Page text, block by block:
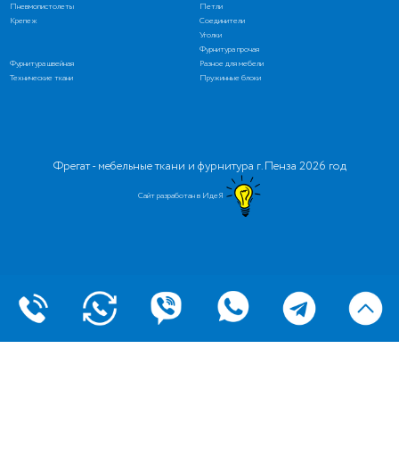
Пневмопистолеты
Крепеж
Петли
Соединители
Уголки
Фурнитура прочая
Фурнитура швейная
Разное для мебели
Технические ткани
Пружинные блоки
Фрегат - мебельные ткани и фурнитура г. Пенза 2026 год
Сайт разработан в ИдеЯ